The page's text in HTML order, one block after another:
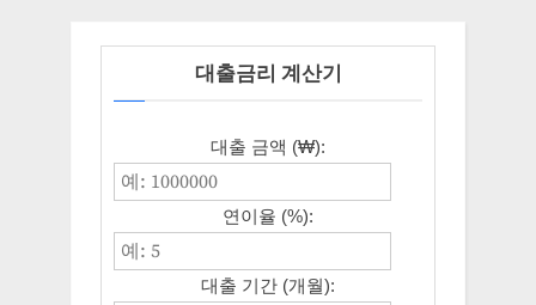
대출금리 계산기
대출 금액 (₩):
연이율 (%):
대출 기간 (개월):